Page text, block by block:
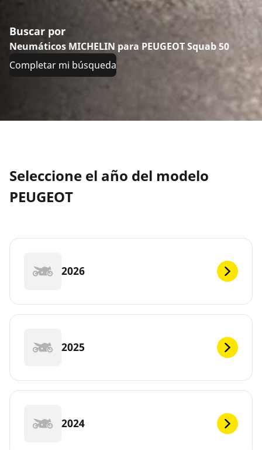
Buscar por
Neumáticos MICHELIN para PEUGEOT Squab 50
Completar mi búsqueda
Seleccione el año del modelo
PEUGEOT
2026
2025
2024